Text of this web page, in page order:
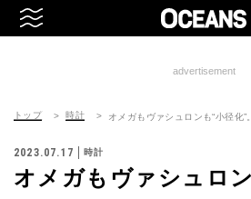
advertisement
トップ 時計 オメガもヴァシュロンも“小径化
2023.07.17 時計
オメガもヴァシュロン